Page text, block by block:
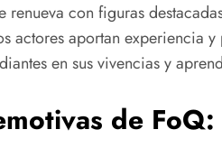
renueva con figuras
actores aportan experiencia
en sus vivencias y
de